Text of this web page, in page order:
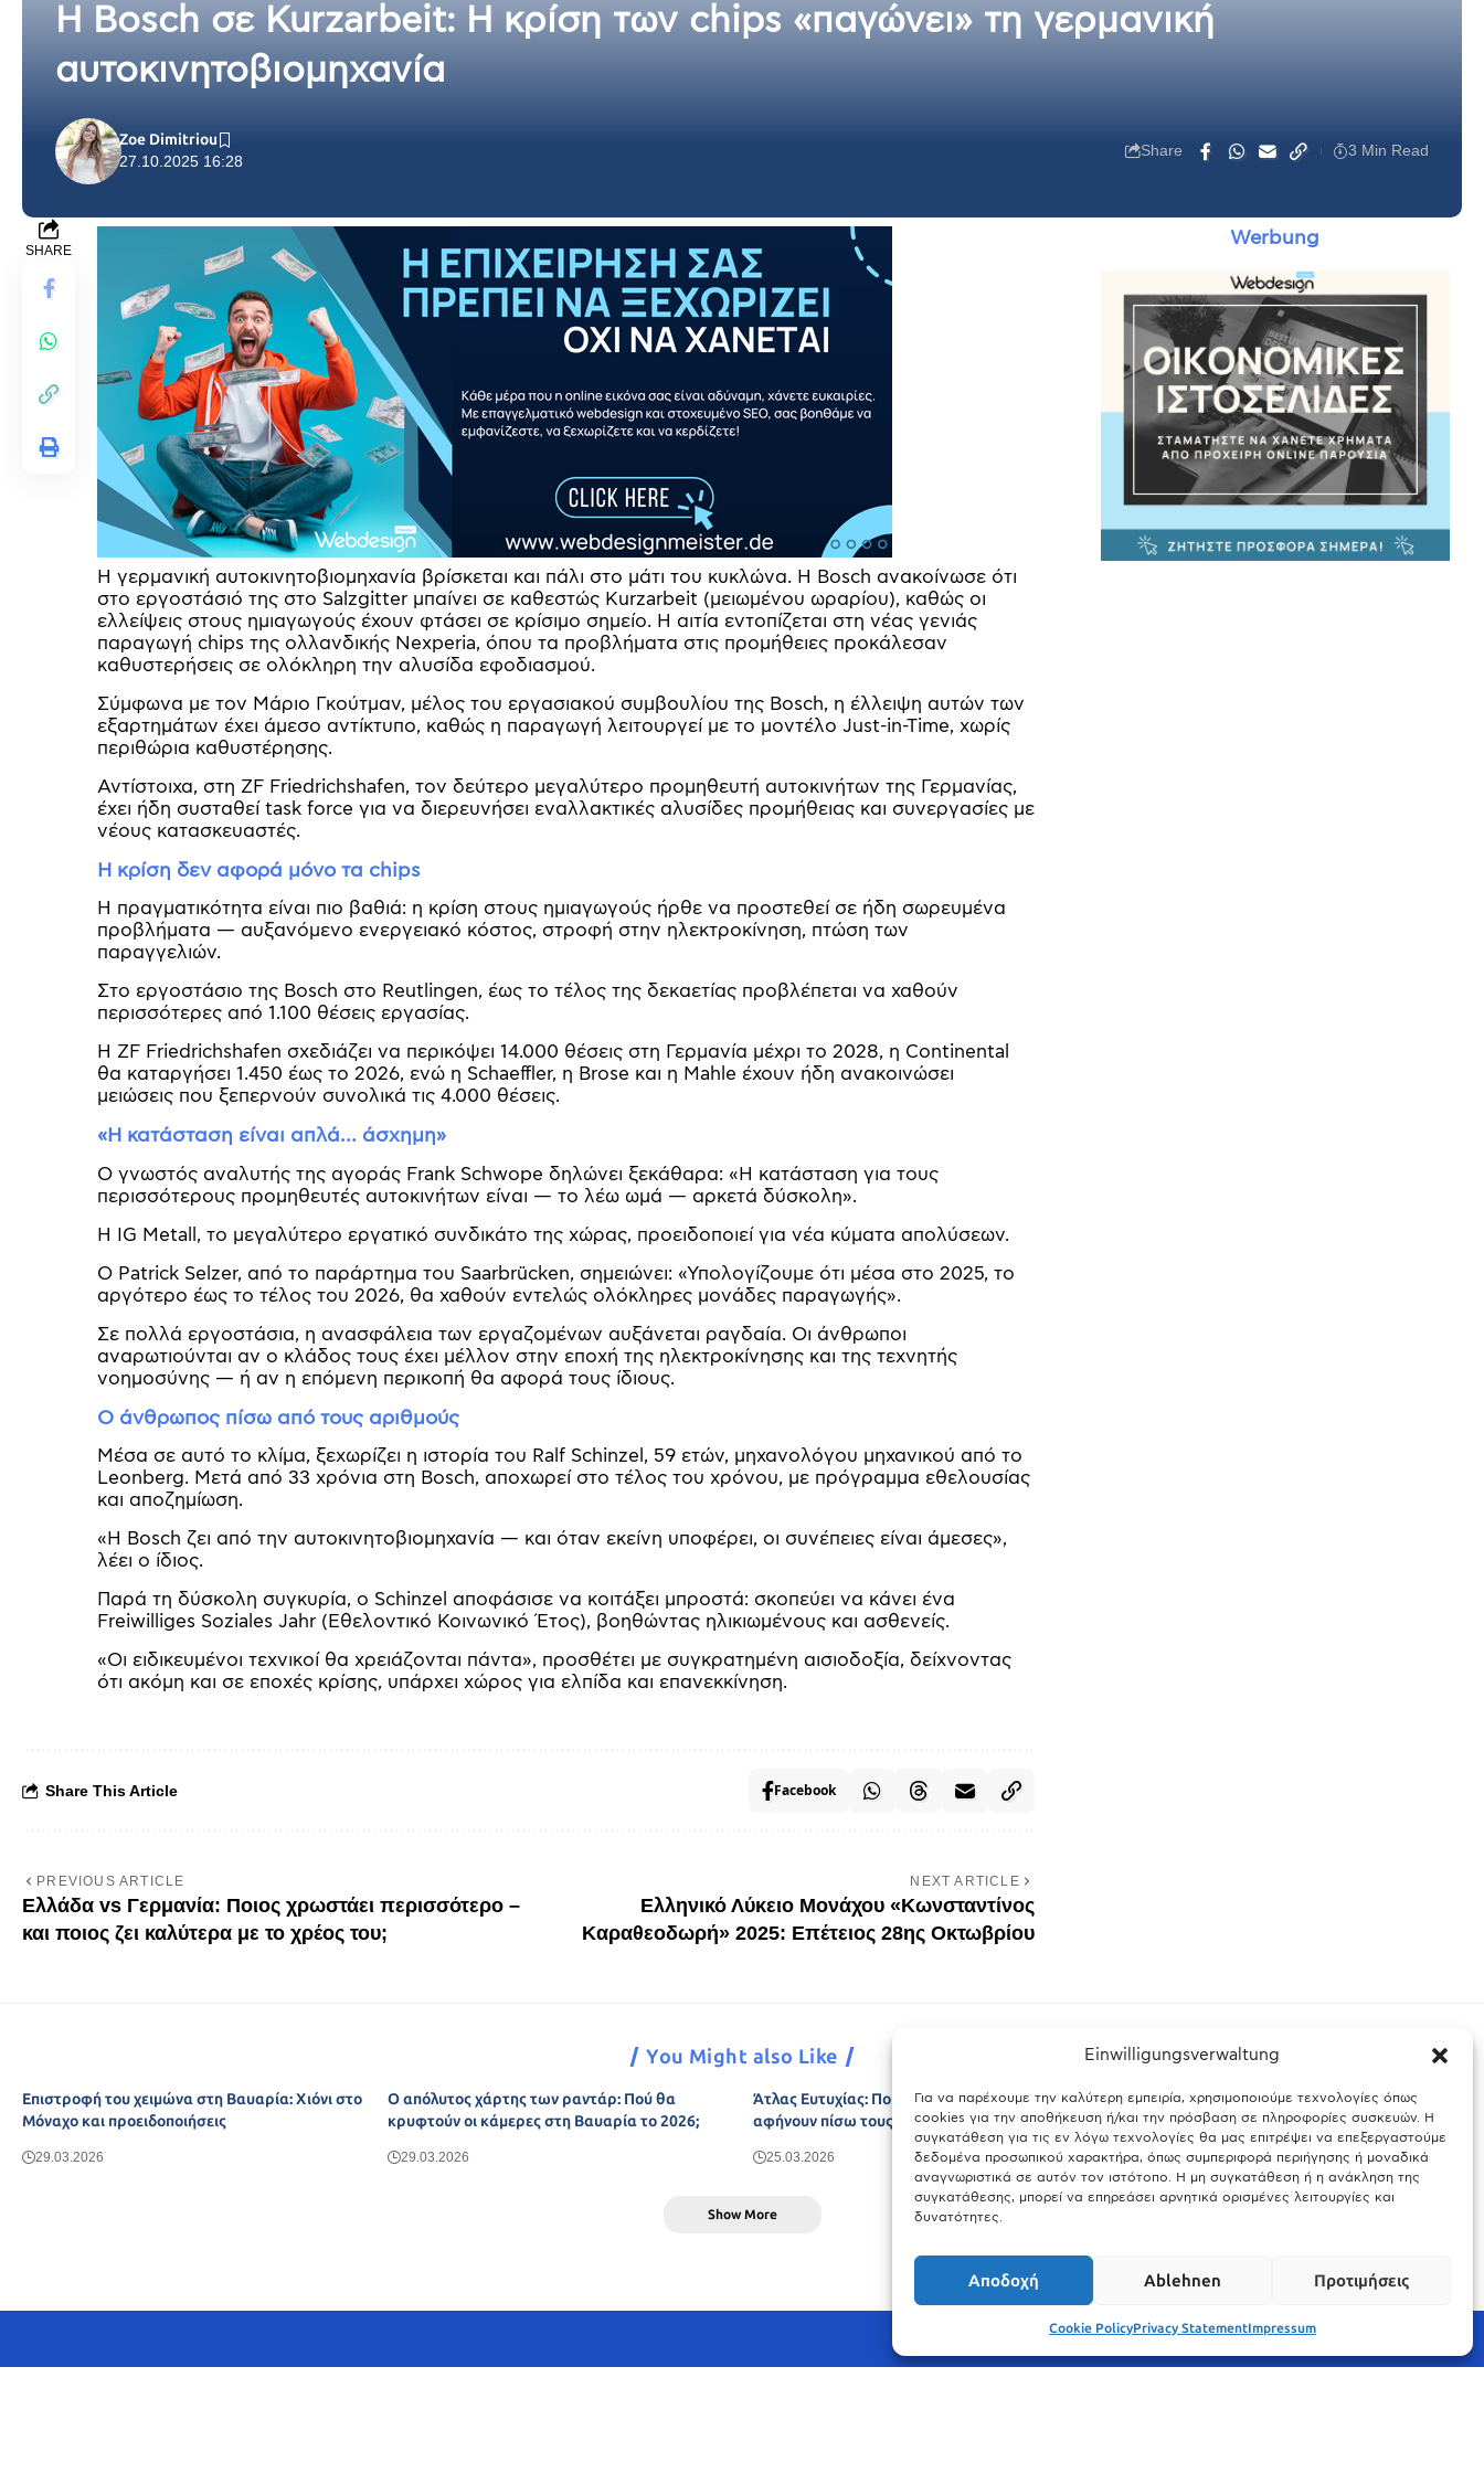
Einwilligungsverwaltung
Για να παρέχουμε την καλύτερη εμπειρία, χρησιμοποιούμε τεχνολογίες όπως
cookies για την αποθήκευση ή/και την πρόσβαση σε πληροφορίες συσκευών. Η
συγκατάθεση για τις εν λόγω τεχνολογίες θα μας επιτρέψει να επεξεργαστούμε
δεδομένα προσωπικού χαρακτήρα, όπως συμπεριφορά περιήγησης ή μοναδικά
αναγνωριστικά σε αυτόν τον ιστότοπο. Η μη συγκατάθεση ή η ανάκληση της
συγκατάθεσης, μπορεί να επηρεάσει αρνητικά ορισμένες λειτουργίες και
δυνατότητες.
Αποδοχή Ablehnen Προτιμήσεις
Cookie PolicyPrivacy StatementImpressum
Η Bosch σε Kurzarbeit: Η κρίση των chips «παγώνει» τη γερμανική
αυτοκινητοβιομηχανία
27.10.2025 16:28
Zoe Dimitriou
Share 3 Min Read
SHARE
Η γερμανική αυτοκινητοβιομηχανία βρίσκεται και πάλι στο μάτι του κυκλώνα. Η Bosch ανακοίνωσε ότι
στο εργοστάσιό της στο Salzgitter μπαίνει σε καθεστώς Kurzarbeit (μειωμένου ωραρίου), καθώς οι
ελλείψεις στους ημιαγωγούς έχουν φτάσει σε κρίσιμο σημείο. Η αιτία εντοπίζεται στη νέας γενιάς
παραγωγή chips της ολλανδικής Nexperia, όπου τα προβλήματα στις προμήθειες προκάλεσαν
καθυστερήσεις σε ολόκληρη την αλυσίδα εφοδιασμού.
Σύμφωνα με τον Μάριο Γκούτμαν, μέλος του εργασιακού συμβουλίου της Bosch, η έλλειψη αυτών των
εξαρτημάτων έχει άμεσο αντίκτυπο, καθώς η παραγωγή λειτουργεί με το μοντέλο Just-in-Time, χωρίς
περιθώρια καθυστέρησης.
Αντίστοιχα, στη ZF Friedrichshafen, τον δεύτερο μεγαλύτερο προμηθευτή αυτοκινήτων της Γερμανίας,
έχει ήδη συσταθεί task force για να διερευνήσει εναλλακτικές αλυσίδες προμήθειας και συνεργασίες με
νέους κατασκευαστές.
Η κρίση δεν αφορά μόνο τα chips
Η πραγματικότητα είναι πιο βαθιά: η κρίση στους ημιαγωγούς ήρθε να προστεθεί σε ήδη σωρευμένα
προβλήματα — αυξανόμενο ενεργειακό κόστος, στροφή στην ηλεκτροκίνηση, πτώση των
παραγγελιών.
Στο εργοστάσιο της Bosch στο Reutlingen, έως το τέλος της δεκαετίας προβλέπεται να χαθούν
περισσότερες από 1.100 θέσεις εργασίας.
Η ZF Friedrichshafen σχεδιάζει να περικόψει 14.000 θέσεις στη Γερμανία μέχρι το 2028, η Continental
θα καταργήσει 1.450 έως το 2026, ενώ η Schaeffler, η Brose και η Mahle έχουν ήδη ανακοινώσει
μειώσεις που ξεπερνούν συνολικά τις 4.000 θέσεις.
«Η κατάσταση είναι απλά… άσχημη»
Ο γνωστός αναλυτής της αγοράς Frank Schwope δηλώνει ξεκάθαρα: «Η κατάσταση για τους
περισσότερους προμηθευτές αυτοκινήτων είναι — το λέω ωμά — αρκετά δύσκολη».
Η IG Metall, το μεγαλύτερο εργατικό συνδικάτο της χώρας, προειδοποιεί για νέα κύματα απολύσεων.
Ο Patrick Selzer, από το παράρτημα του Saarbrücken, σημειώνει: «Υπολογίζουμε ότι μέσα στο 2025, το
αργότερο έως το τέλος του 2026, θα χαθούν εντελώς ολόκληρες μονάδες παραγωγής».
Σε πολλά εργοστάσια, η ανασφάλεια των εργαζομένων αυξάνεται ραγδαία. Οι άνθρωποι
αναρωτιούνται αν ο κλάδος τους έχει μέλλον στην εποχή της ηλεκτροκίνησης και της τεχνητής
νοημοσύνης — ή αν η επόμενη περικοπή θα αφορά τους ίδιους.
Ο άνθρωπος πίσω από τους αριθμούς
Μέσα σε αυτό το κλίμα, ξεχωρίζει η ιστορία του Ralf Schinzel, 59 ετών, μηχανολόγου μηχανικού από το
Leonberg. Μετά από 33 χρόνια στη Bosch, αποχωρεί στο τέλος του χρόνου, με πρόγραμμα εθελουσίας
και αποζημίωση.
«Η Bosch ζει από την αυτοκινητοβιομηχανία — και όταν εκείνη υποφέρει, οι συνέπειες είναι άμεσες»,
λέει ο ίδιος.
Παρά τη δύσκολη συγκυρία, ο Schinzel αποφάσισε να κοιτάξει μπροστά: σκοπεύει να κάνει ένα
Freiwilliges Soziales Jahr (Εθελοντικό Κοινωνικό Έτος), βοηθώντας ηλικιωμένους και ασθενείς.
«Οι ειδικευμένοι τεχνικοί θα χρειάζονται πάντα», προσθέτει με συγκρατημένη αισιοδοξία, δείχνοντας
ότι ακόμη και σε εποχές κρίσης, υπάρχει χώρος για ελπίδα και επανεκκίνηση.
Share This Article Facebook
PREVIOUS ARTICLE
Ελλάδα vs Γερμανία: Ποιος χρωστάει περισσότερο –
και ποιος ζει καλύτερα με το χρέος του;
NEXT ARTICLE
Ελληνικό Λύκειο Μονάχου «Κωνσταντίνος
Καραθεοδωρή» 2025: Επέτειος 28ης Οκτωβρίου
Werbung
You Might also Like
Επιστροφή του χειμώνα στη Βαυαρία: Χιόνι στο
Μόναχο και προειδοποιήσεις
29.03.2026
Ο απόλυτος χάρτης των ραντάρ: Πού θα
κρυφτούν οι κάμερες στη Βαυαρία το 2026;
29.03.2026
Άτλας Ευτυχίας: Ποιες πόλεις της Βαυαρίας
αφήνουν πίσω τους το Μόναχο;
25.03.2026
Θύελλα χτυπά το Μόναχο: Κίνδυνος από τους
ισχυρούς ανέμους και τις καταιγίδες
25.03.2026
Show More